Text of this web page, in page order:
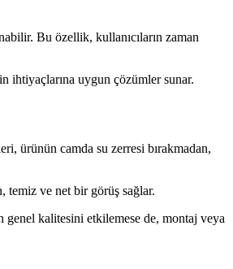
Bu özellik, kullanıcıların zaman
ihtiyaçlarına uygun çözümler sunar.
ürünün camda su zerresi bırakmadan,
temiz ve net bir görüş sağlar.
genel kalitesini etkilemese de, montaj veya